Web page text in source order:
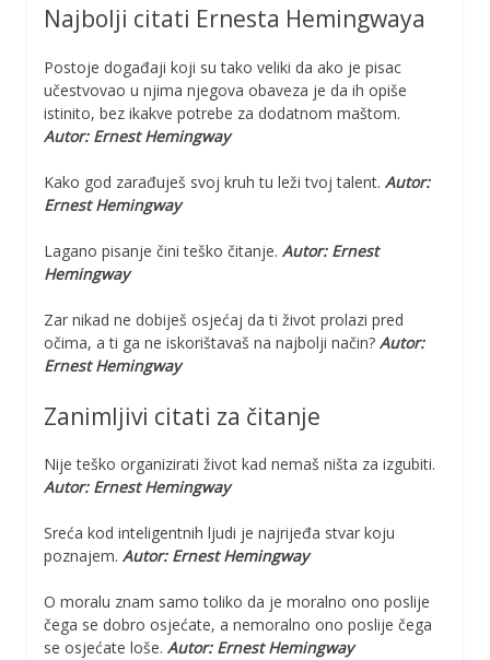
Najbolji citati Ernesta Hemingwaya
Postoje događaji koji su tako veliki da ako je pisac
učestvovao u njima njegova obaveza je da ih opiše
istinito, bez ikakve potrebe za dodatnom maštom.
Autor: Ernest Hemingway
Kako god zarađuješ svoj kruh tu leži tvoj talent. Autor:
Ernest Hemingway
Lagano pisanje čini teško čitanje. Autor: Ernest
Hemingway
Zar nikad ne dobiješ osjećaj da ti život prolazi pred
očima, a ti ga ne iskorištavaš na najbolji način? Autor:
Ernest Hemingway
Zanimljivi citati za čitanje
Nije teško organizirati život kad nemaš ništa za izgubiti.
Autor: Ernest Hemingway
Sreća kod inteligentnih ljudi je najrijeđa stvar koju
poznajem. Autor: Ernest Hemingway
O moralu znam samo toliko da je moralno ono poslije
čega se dobro osjećate, a nemoralno ono poslije čega
se osjećate loše. Autor: Ernest Hemingway